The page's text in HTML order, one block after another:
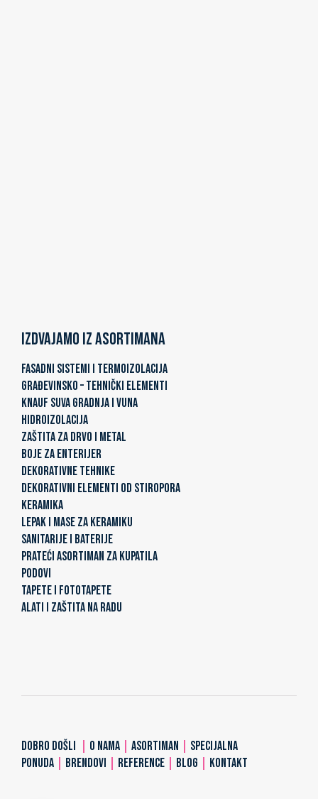
Izdvajamo iz asortimana
FASADNI SISTEMI I TERMOIZOLACIJA
GRAĐEVINSKO – TEHNIČKI ELEMENTI
KNAUF SUVA GRADNJA I VUNA
HIDROIZOLACIJA
ZAŠTITA ZA DRVO I METAL
BOJE ZA ENTERIJER
DEKORATIVNE TEHNIKE
DEKORATIVNI ELEMENTI OD STIROPORA
KERAMIKA
LEPAK I MASE ZA KERAMIKU
SANITARIJE I BATERIJE
PRATEĆI ASORTIMAN ZA KUPATILA
PODOVI
TAPETE I FOTOTAPETE
ALATI I ZAŠTITA NA RADU
DOBRO DOŠLI O NAMA ASORTIMAN
SPECIJALNA
PONUDA
BRENDOVI REFERENCE BLOG KONTAKT